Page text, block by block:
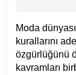
Moda
kurallarını
özgürlüğünü
kavramları